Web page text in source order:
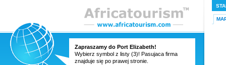
Zapraszamy do Port Elizabeth!
Wybierz symbol z listy (3)! Pasujaca firma
znajduje się po prawej stronie.